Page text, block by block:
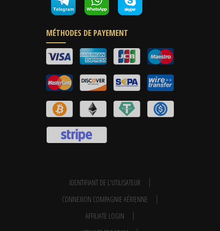
MÉTHODES DE PAYEMENT
IDENTIFIANT DE L'UTILISATEUR
CONNEXION COMPAGNIE AÉRIENNE
AFFILIATE LOGIN